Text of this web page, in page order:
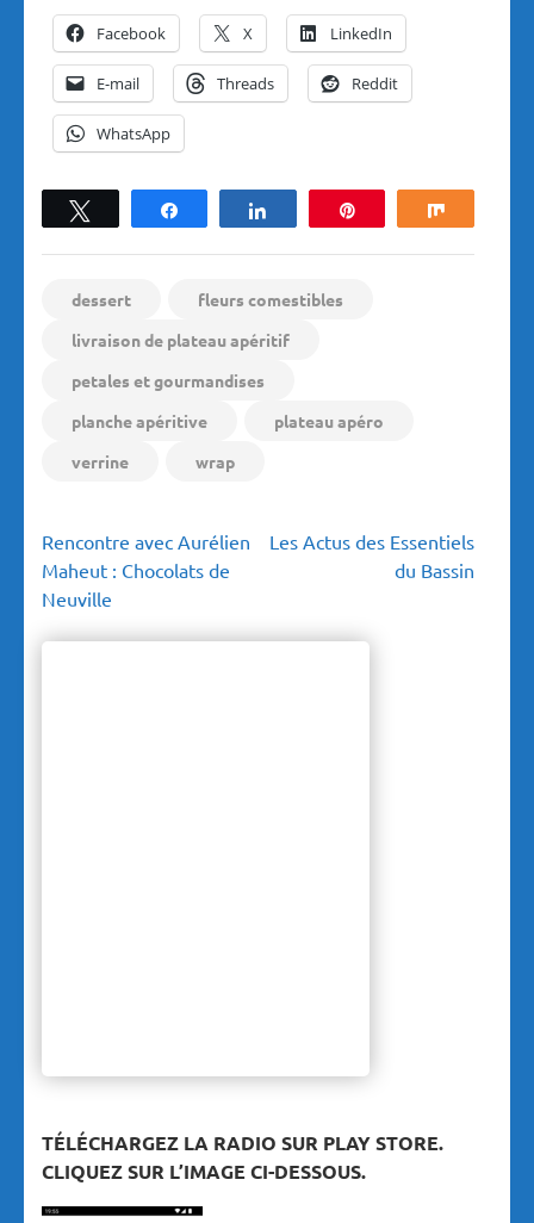
Facebook X LinkedIn
E-mail Threads Reddit
WhatsApp
Tweetez Partagez Partagez
dessert
fleurs comestibles
livraison de plateau apéritif
petales et gourmandises
planche apéritive
plateau apéro
verrine
wrap
Navigation
de
l’article
Rencontre avec Aurélien
Maheut : Chocolats de
Neuville
Les Actus des Essentiels
du Bassin
TÉLÉCHARGEZ LA RADIO SUR PLAY STORE.
CLIQUEZ SUR L’IMAGE CI-DESSOUS.